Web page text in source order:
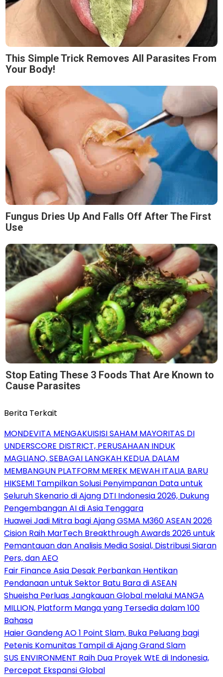
This Simple Trick Removes All Parasites From
Your Body!
Fungus Dries Up And Falls Off After The First
Use
Stop Eating These 3 Foods That Are Known to
Cause Parasites
Berita Terkait
MONDEVITA MENGAKUISISI SAHAM MAYORITAS DI
UNDERSCORE DISTRICT, PERUSAHAAN INDUK
MAGLIANO, SEBAGAI LANGKAH KEDUA DALAM
MEMBANGUN PLATFORM MEREK MEWAH ITALIA BARU
HIKSEMI Tampilkan Solusi Penyimpanan Data untuk
Seluruh Skenario di Ajang DTI Indonesia 2026, Dukung
Pengembangan AI di Asia Tenggara
Huawei Jadi Mitra bagi Ajang GSMA M360 ASEAN 2026
Cision Raih MarTech Breakthrough Awards 2026 untuk
Pemantauan dan Analisis Media Sosial, Distribusi Siaran
Pers, dan AEO
Fair Finance Asia Desak Perbankan Hentikan
Pendanaan untuk Sektor Batu Bara di ASEAN
Shueisha Perluas Jangkauan Global melalui MANGA
MILLION, Platform Manga yang Tersedia dalam 100
Bahasa
Haier Gandeng AO 1 Point Slam, Buka Peluang bagi
Petenis Komunitas Tampil di Ajang Grand Slam
SUS ENVIRONMENT Raih Dua Proyek WtE di Indonesia,
Percepat Ekspansi Global